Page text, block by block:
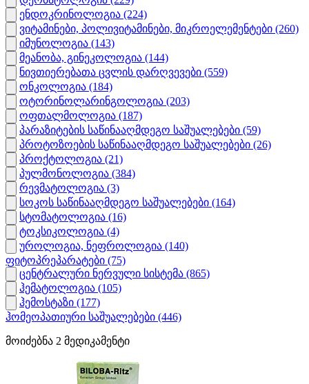
ენდოკრინოლოგია (224)
ვიტამინები, პოლივიტამინები, მიკროელემენტები (260)
იმუნოლოგია (143)
მეანობა, გინეკოლოგია (144)
ნივთიერებათა ცვლის დარღვევები (559)
ონკოლოგია (184)
ოტორინოლარინგოლოგია (203)
ოფთალმოლოგია (187)
პარაზიტების საწინააღმდეგო საშუალებები (59)
პროტოზოების საწინააღმდეგო საშუალებები (26)
პროქტოლოგია (21)
პულმონოლოგია (384)
რევმატოლოგია (3)
სოკოს საწინააღმდეგო საშუალებები (164)
სტომატოლოგია (16)
ტოკსიკოლოგია (4)
უროლოგია, ნეფროლოგია (140)
ფიტოპრეპარატები (75)
ცენტრალური ნერვული სისტემა (865)
ჰემატოლოგია (105)
ჰემოსტაზი (177)
ჰომეოპათიური საშუალებები (446)
მოიძებნა 2 მედიკამენტი